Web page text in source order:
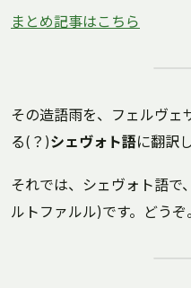
まとめ記事はこちら
その造語雨を、フェルヴェ
る(？)シェヴォト語に翻訳
それでは、シェヴォト語で、
ルトファルル)です。どうぞ。